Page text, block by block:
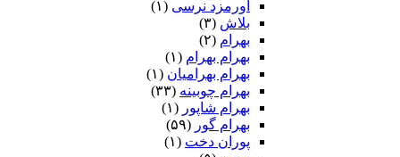
اورمزد نرسى‏ (۱)
بلاش (۳)
بهرام (۲)
بهرام بهرام (۱)
بهرام بهرامیان‏ (۱)
بهرام چوبینه (۳۳)
بهرام شاپور (۱)
بهرام گور (۵۹)
پوران دخت (۱)